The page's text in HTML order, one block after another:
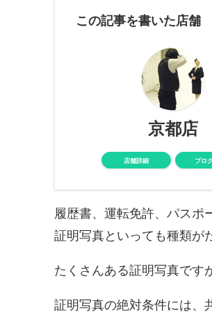
この記事を書いた店舗
京都店
店舗詳細 ブロ
履歴書、運転免許、パスポ
証明写真といっても種類が
たくさんある証明写真です
証明写真の絶対条件には、